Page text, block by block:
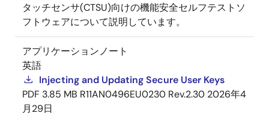
タッチセンサ(CTSU)向けの機能安全セルフテストソ
フトウェアについて説明しています。
アプリケーションノート
英語
Injecting and Updating Secure User Keys
PDF 3.85 MB R11AN0496EU0230 Rev.2.30 2026年4
月29日